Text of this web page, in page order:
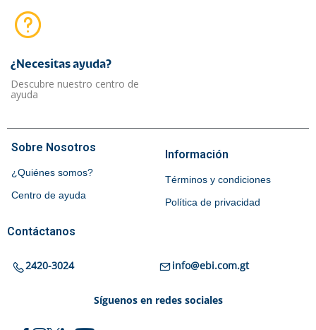
¿Necesitas ayuda?​
Descubre nuestro centro de
ayuda
Sobre Nosotros
¿Quiénes somos?
Centro de ayuda
Información
Términos y condiciones
Política de privacidad
Contáctanos
2420-3024 info@ebi.com.gt
Síguenos en redes sociales